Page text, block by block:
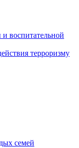
воспитательной
терроризму
семей